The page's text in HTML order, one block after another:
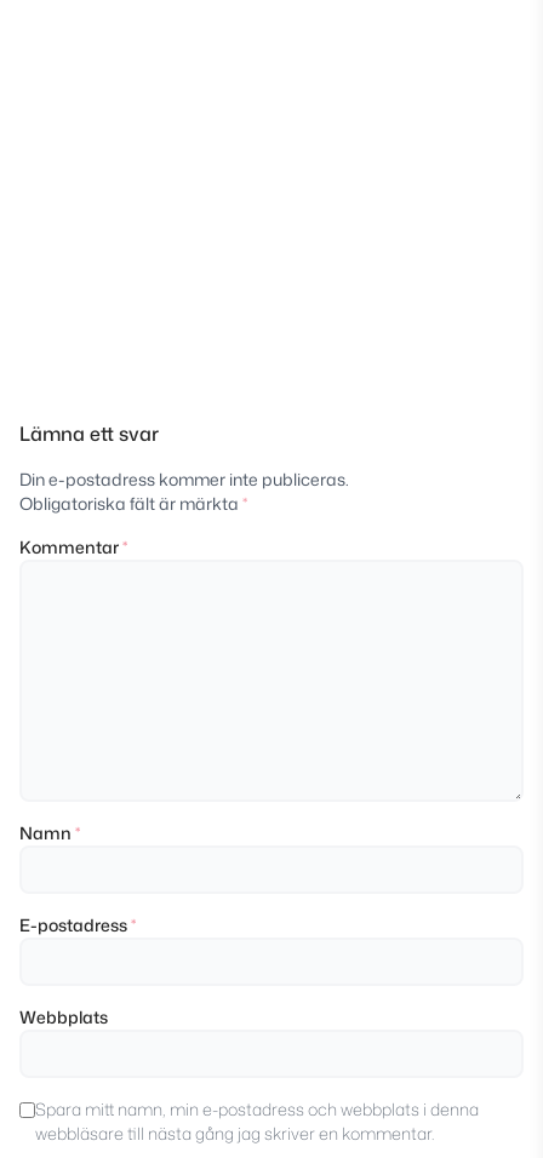
Lämna ett svar
Din e-postadress kommer inte publiceras.
Obligatoriska fält är märkta *
Kommentar*
Namn *
E-postadress*
Webbplats
Spara mitt namn, min e-postadress och webbplats i denna
webbläsare till nästa gång jag skriver en kommentar.